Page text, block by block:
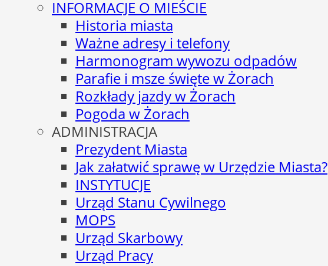
INFORMACJE O MIEŚCIE
Historia miasta
Ważne adresy i telefony
Harmonogram wywozu odpadów
Parafie i msze święte w Żorach
Rozkłady jazdy w Żorach
Pogoda w Żorach
ADMINISTRACJA
Prezydent Miasta
Jak załatwić sprawę w Urzędzie Miasta?
INSTYTUCJE
Urząd Stanu Cywilnego
MOPS
Urząd Skarbowy
Urząd Pracy